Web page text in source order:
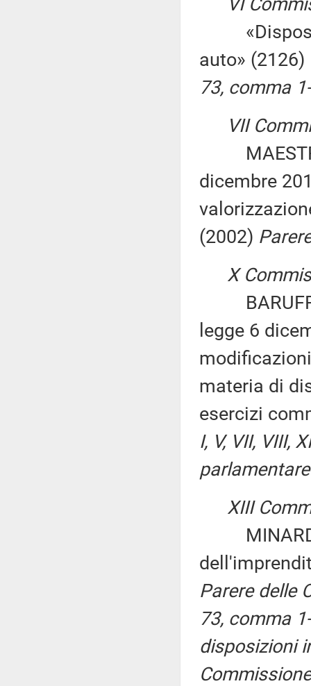
auto» (2126)
73, comma 1-
VII
MAESTRI
dicembre
(2002)
X
BARUFFI:
legge 6
materia di
esercizi
I, V, VII, VIII,
XIII
Parere delle
73, comma 1-
disposizioni